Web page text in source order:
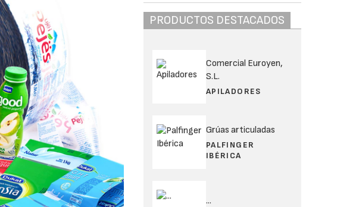
PRODUCTOS DESTACADOS
Comercial Euroyen,
S.L.
APILADORES
Grúas articuladas
PALFINGER
IBÉRICA
...